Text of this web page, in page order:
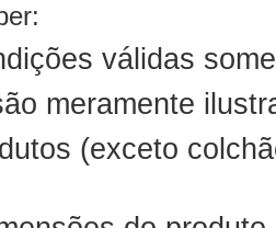
válidas
meramente
(exceto